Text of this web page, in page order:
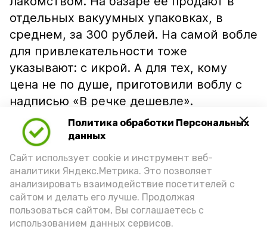
Политика обработки Персональных
данных
Сайт использует cookie и инструмент веб-
аналитики Яндекс.Метрика. Это позволяет
анализировать взаимодействие посетителей с
сайтом и делать его лучше. Продолжая
пользоваться сайтом, Вы соглашаетесь с
использованием данных сервисов.
отдельных вакуумных упаковках, в
среднем, за 300 рублей. На самой вобле
для привлекательности тоже
указывают: с икрой. А для тех, кому
цена не по душе, приготовили воблу с
надписью «В речке дешевле».